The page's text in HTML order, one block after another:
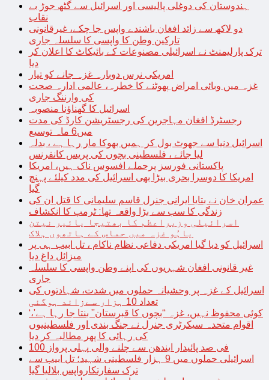
ہندوستان کی دوغلی پالیسی اور اسرائیل سے گٹھ جوڑ بے
نقاب
دو لاکھ سے زائد افغان باشندے واپس جا چکے، غیرقانونی
تارکین وطن کا واپسی کا سلسلہ جاری
ترک پارلیمنٹ نے اسرائیلی مصنوعات کے بائیکاٹ کا اعلان کر
دیا
امریکی نرس دوبارہ غزہ جانے کو تیار
غزہ میں وبائی امراض پھوٹنے کا خطرہ، عالمی ادارہ صحت
کی وارننگ جاری
اسرائیل کا گھناؤنا منصوبہ
رجسٹرڈ افغان مہاجرین کی رجسٹریشن کارڈ کی مدت
میں6 ماہ توسیع
اسرائیل دنیا سے جھوٹ بول کر ہمیں بھوکا مار رہا ہے ، بدلہ
لیا جائے ، فلسطینی بچوں کی پریس کانفرنس
پاکستانی فورسز پرحملے افسوس ناک ہیں، امریکا
امریکا کا دوسرا بحری بیڑا بھی اسرائیل کی مدد کیلئے پہنچ
گیا
عمران خان نے بتایا ایرانی جنرل قاسم سلیمانی کا قتل ان کی
زندگی کا سب سے بڑا واقعہ تھا: ٹرمپ کا انکشاف
اسرائیلی وزیراعظم کا بھتیجا یائیر نیتن
یاہُو غزہ میں حماس کے ہاتھوں ہلاک
اسرائیل کو دیا گیا امریکی دفاعی نظام ناکام ، تل ابیب ہی پر
میزائل داغ دیا
غیر قانونی افغان شہریوں کی اپنے وطن واپسی کا سلسلہ
جاری
اسرائیل کے غزہ پر وحشیانہ حملوں میں شدت، شہادتوں کی
تعداد 10 ہزار سےزائد ہوگئی
‘کوئی محفوظ نہیں، غزہ “بچوں کا قبرستان” بنتا جا رہا ہے’،
اقوام متحدہ سیکرٹری جنرل نے جنگ بندی اور فلسطینیوں
کی رہائی کا پھر مطالبہ کر دیا
100 فی صد پائیدار ایندھن سے چلنے والی پہلی پرواز
اسرائیلی حملوں میں 9 ہزار فلسطینی شہید؛ تل ابیب سے
ترک سفارتکارواپس بلالیا گیا